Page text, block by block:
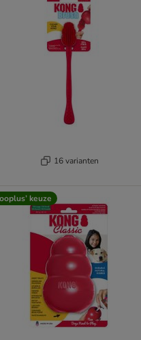
16 varianten
keuze